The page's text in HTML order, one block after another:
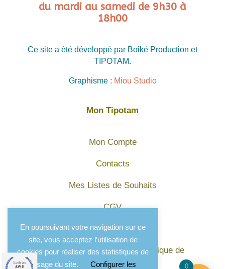
du mardi au samedi de 9h30 à
18h00
Ce site a été développé par Boiké Production et
TIPOTAM.
Graphisme : Miou Studio
Mon Tipotam
Mon Compte
Contacts
Mes Listes de Souhaits
CGV
Mentions légales
Protection des données et politique de
confidentialité
En poursuivant votre navigation sur ce
site, vous acceptez l’utilisation de
cookies pour réaliser des statistiques de
l'usage du site.
Configurer les 0